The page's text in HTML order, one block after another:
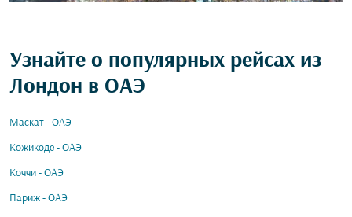
Узнайте о популярных рейсах из
Лондон в ОАЭ
Маскат - ОАЭ
Кожикоде - ОАЭ
Коччи - ОАЭ
Париж - ОАЭ